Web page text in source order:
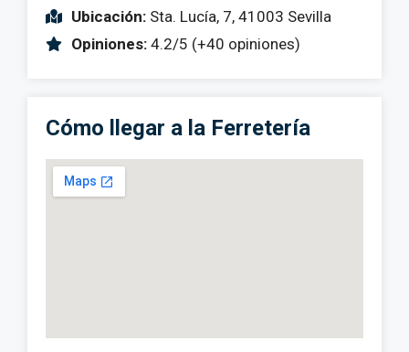
Ubicación: Sta. Lucía, 7, 41003 Sevilla
Opiniones: 4.2/5 (+40 opiniones)
Cómo llegar a la Ferretería